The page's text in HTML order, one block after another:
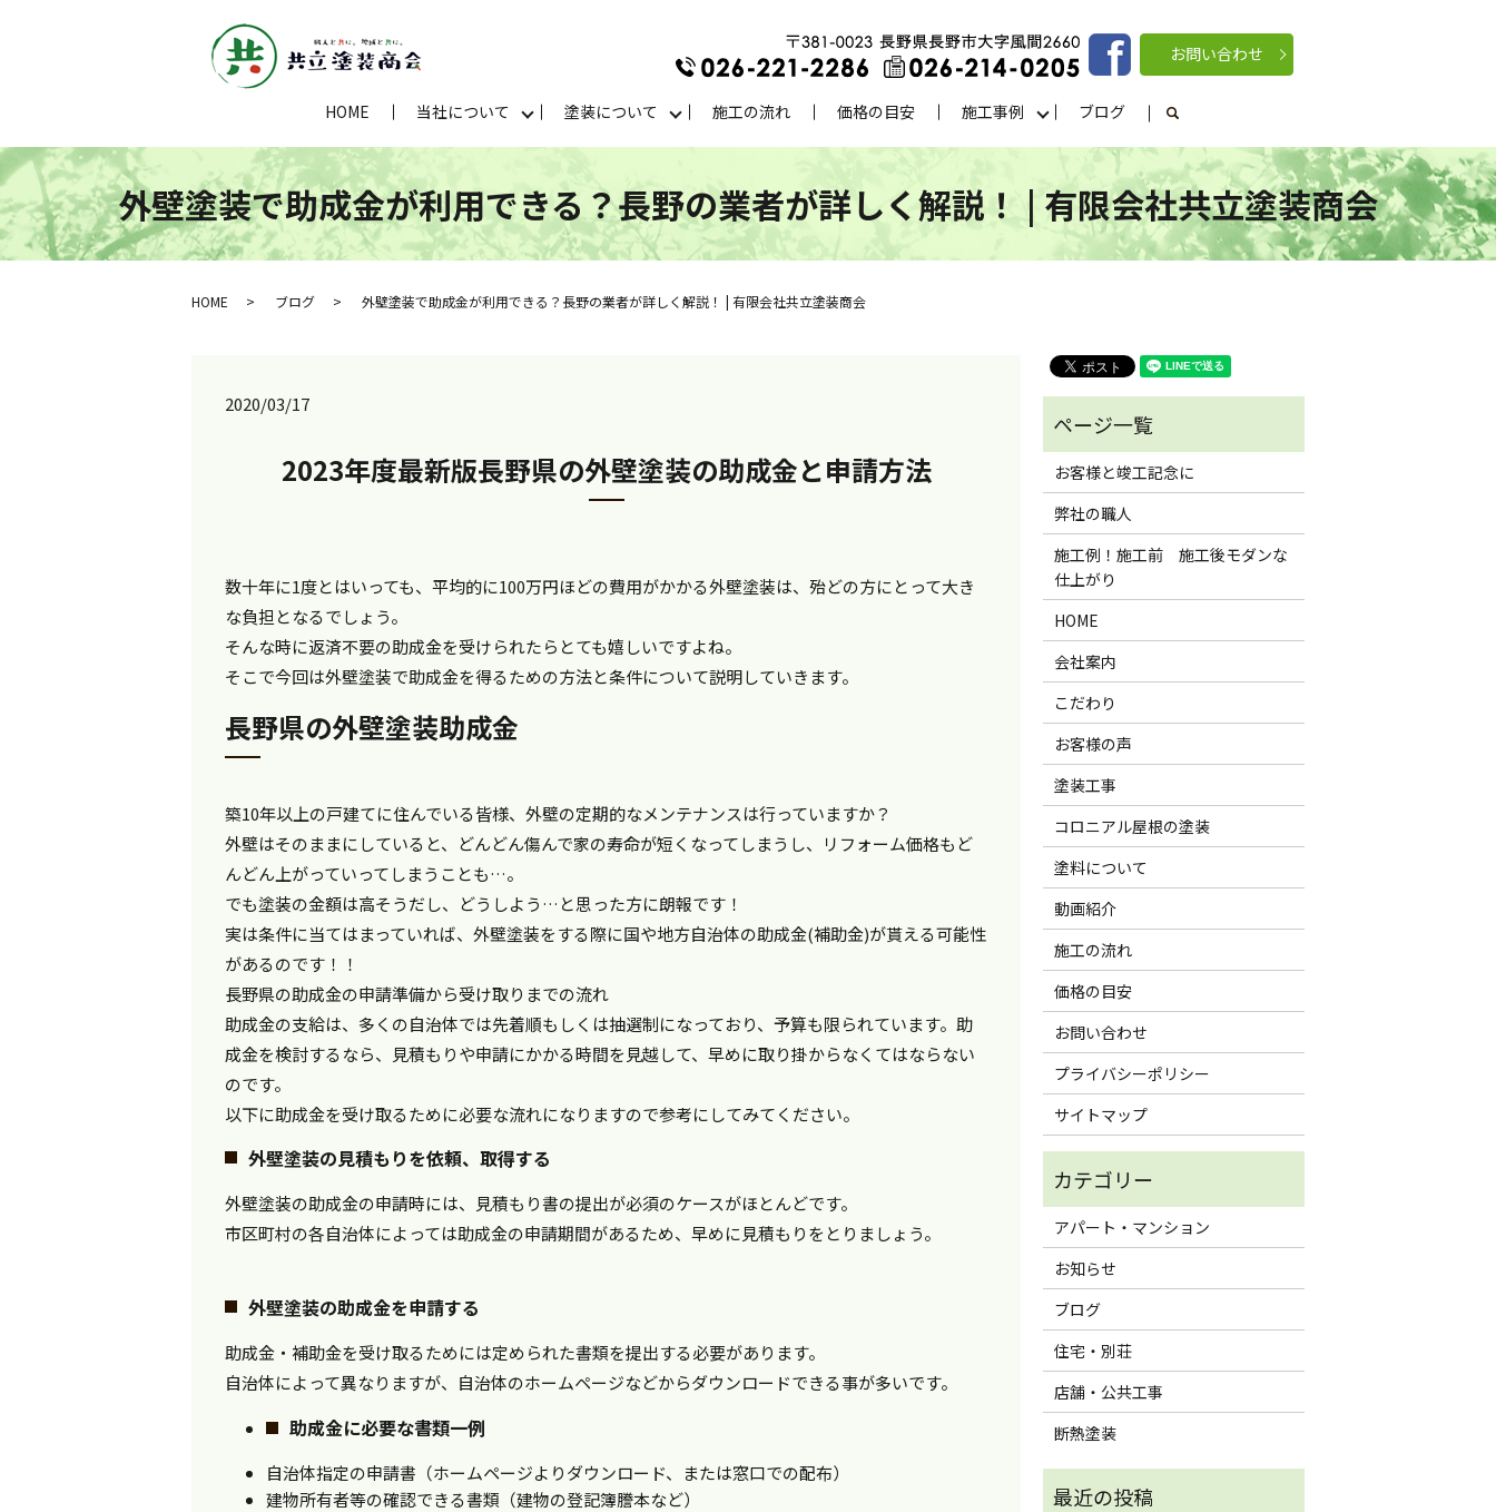
お問い合わせ
HOME 当社について 塗装について 施工の流れ 価格の目安 施工事例 ブログ search
外壁塗装で助成金が利用できる？長野の業者が詳しく解説！ | 有限会社共立塗装商会
HOME ブログ 外壁塗装で助成金が利用できる？長野の業者が詳しく解説！ | 有限会社共立塗装商会
2020/03/17
2023年度最新版長野県の外壁塗装の助成金と申請方法
数十年に1度とはいっても、平均的に100万円ほどの費用がかかる外壁塗装は、殆どの方にとって大き
な負担となるでしょう。
そんな時に返済不要の助成金を受けられたらとても嬉しいですよね。
そこで今回は外壁塗装で助成金を得るための方法と条件について説明していきます。
長野県の外壁塗装助成金
築10年以上の戸建てに住んでいる皆様、外壁の定期的なメンテナンスは行っていますか？
外壁はそのままにしていると、どんどん傷んで家の寿命が短くなってしまうし、リフォーム価格もど
んどん上がっていってしまうことも…。
でも塗装の金額は高そうだし、どうしよう…と思った方に朗報です！
実は条件に当てはまっていれば、外壁塗装をする際に国や地方自治体の助成金(補助金)が貰える可能性
があるのです！！
長野県の助成金の申請準備から受け取りまでの流れ
助成金の支給は、多くの自治体では先着順もしくは抽選制になっており、予算も限られています。助
成金を検討するなら、見積もりや申請にかかる時間を見越して、早めに取り掛からなくてはならない
のです。
以下に助成金を受け取るために必要な流れになりますので参考にしてみてください。
外壁塗装の見積もりを依頼、取得する
外壁塗装の助成金の申請時には、見積もり書の提出が必須のケースがほとんどです。
市区町村の各自治体によっては助成金の申請期間があるため、早めに見積もりをとりましょう。
外壁塗装の助成金を申請する
助成金・補助金を受け取るためには定められた書類を提出する必要があります。
自治体によって異なりますが、自治体のホームページなどからダウンロードできる事が多いです。
助成金に必要な書類一例
自治体指定の申請書（ホームページよりダウンロード、または窓口での配布）
建物所有者等の確認できる書類（建物の登記簿謄本など）
お客様と竣工記念に
弊社の職人
施工例！施工前 施工後モダンな
仕上がり
HOME
会社案内
こだわり
お客様の声
塗装工事
コロニアル屋根の塗装
塗料について
動画紹介
施工の流れ
価格の目安
お問い合わせ
プライバシーポリシー
サイトマップ
アパート・マンション
お知らせ
ブログ
住宅・別荘
店舗・公共工事
断熱塗装